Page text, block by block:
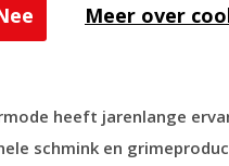
NG2 is een populaire
heeft jarenlange
schmink en
Meer over